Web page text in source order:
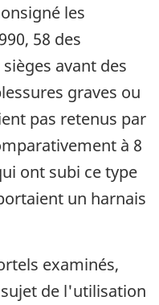
les
58 des
avant des
graves ou
pas retenus par
à 8
ont subi ce type
un harnais
examinés,
de l'utilisation